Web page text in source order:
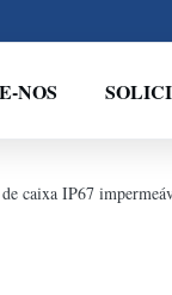
NOS
caixa IP67